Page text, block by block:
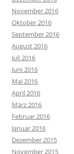
November 2016
Oktober 2016
September 2016
August 2016
Juli 2016
Juni 2016
Mai 2016
April 2016
März 2016
Februar 2016
Januar 2016
Dezember 2015
November 2015